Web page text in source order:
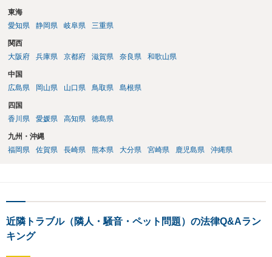
東海
愛知県
静岡県 岐阜県 三重県
関西
大阪府
兵庫県 京都府 滋賀県 奈良県 和歌山県
中国
広島県
岡山県 山口県 鳥取県 島根県
四国
香川県
愛媛県 高知県 徳島県
九州・沖縄
福岡県
佐賀県 長崎県 熊本県 大分県 宮崎県 鹿児島県 沖縄県
近隣トラブル（隣人・騒音・ペット問題）の法律Q&Aラン
キング